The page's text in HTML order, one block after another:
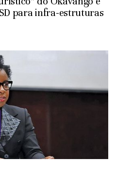
para infra-estruturas